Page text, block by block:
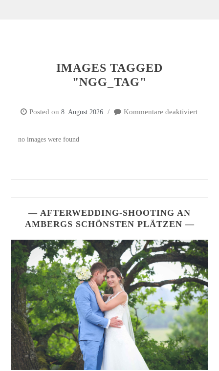
IMAGES TAGGED
"NGG_TAG"
Posted on 8. August 2026 Kommentare deaktiviert
no images were found
— AFTERWEDDING-SHOOTING AN
AMBERGS SCHÖNSTEN PLÄTZEN —